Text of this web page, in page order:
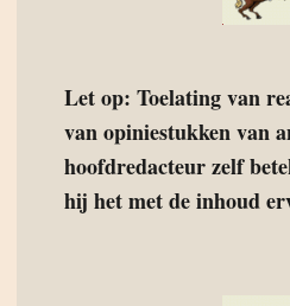
Let op: Toelating van
van opiniestukken van
hoofdredacteur zelf
hij het met de inhoud